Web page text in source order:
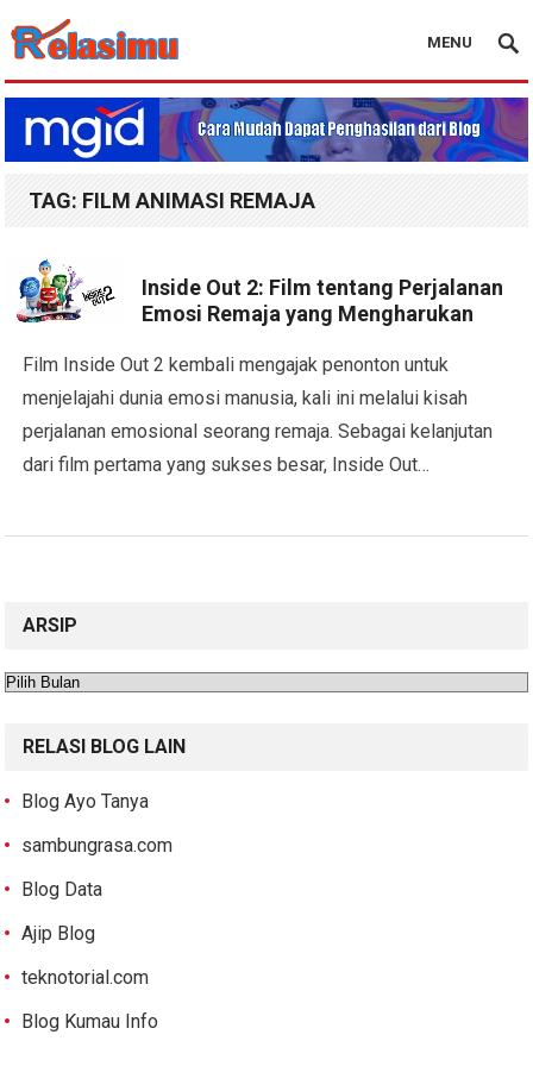
Blog Relasimu
MENU
TAG: FILM ANIMASI REMAJA
Inside Out 2: Film tentang Perjalanan
Emosi Remaja yang Mengharukan
Film Inside Out 2 kembali mengajak penonton untuk
menjelajahi dunia emosi manusia, kali ini melalui kisah
perjalanan emosional seorang remaja. Sebagai kelanjutan
dari film pertama yang sukses besar, Inside Out…
ARSIP
Arsip
RELASI BLOG LAIN
Blog Ayo Tanya
sambungrasa.com
Blog Data
Ajip Blog
teknotorial.com
Blog Kumau Info